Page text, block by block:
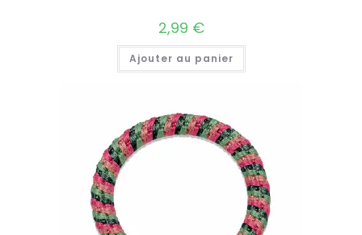
2,99 €
Ajouter au panier